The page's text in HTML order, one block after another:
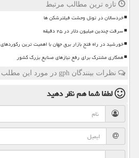
تازه ترین مطالب مرتبط
خردسالان در تونل وحشت فیلترشکن ها
سرقت چندین میلیون دلار در ۲۵ دقیقه
خورشید در راه فتح بازار برق جهان با اهمیت ترین رکوردهای 2026
همکاری مشترک برای رفع نیازهای صنایع بزرگ کشور
نظرات بینندگان gph در مورد این مطلب
لطفا شما همنظر دهید